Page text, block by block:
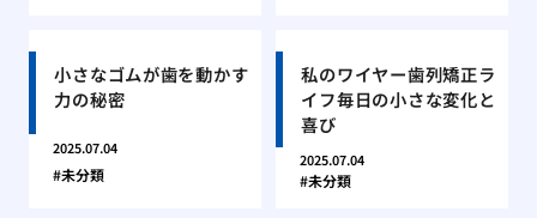
小さなゴムが歯を動かす
力の秘密
2025.07.04
未分類
私のワイヤー歯列矯正ラ
イフ毎日の小さな変化と
喜び
2025.07.04
未分類